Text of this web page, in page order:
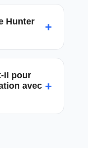
Hunter
+
il pour
avec +